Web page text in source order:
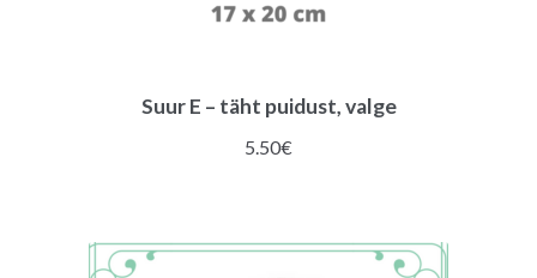
Suur E – täht puidust, valge
5.50€